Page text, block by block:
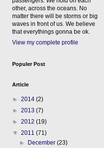
other, across the oceans. No
matter there will be storms or big
waves in front of us. We believe
that everythings gonna be ok.
View my complete profile
Populer Post
Article
► 2014 (2)
► 2013 (7)
► 2012 (19)
▼ 2011 (71)
► December(23)